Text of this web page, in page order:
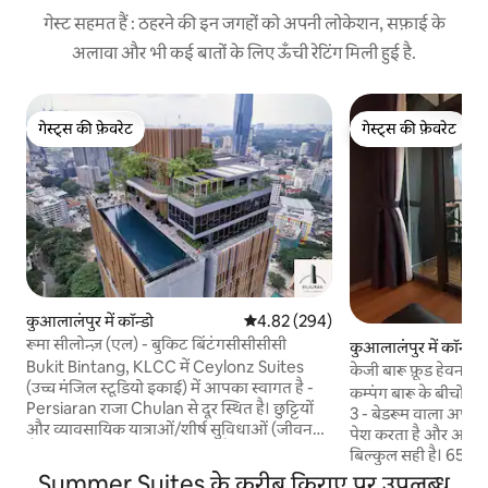
गेस्ट सहमत हैं : ठहरने की इन जगहों को अपनी लोकेशन, सफ़ाई के
अलावा और भी कई बातों के लिए ऊँची रेटिंग मिली हुई है.
गेस्ट्स की फ़ेवरेट
गेस्ट्स की फ़ेवरेट
कुआलालंपुर में कॉन्डो औसत रेटिंग 5 में से 4.82, 294 समीक्षाएँ
4.82 (294)
रूमा सीलोन्ज़ (एल) - बुकिट बिंटंगसीसीसीसी
Bukit Bintang, KLCC में Ceylonz Suites
(उच्च मंजिल स्टूडियो इकाई) में आपका स्वागत है -
Persiaran राजा Chulan से दूर स्थित है। छुट्टियों
और व्यावसायिक यात्राओं/शीर्ष सुविधाओं (जीवन
बिल्कुल सही। चारों ओर घूमना भी सरल है -
गेस्ट्स की फ़ेवरेट
गेस्ट्स की फ़ेवरेट
कुआलालंपुर में कॉन्डो
केजी बारू फ़ूड हेवन में
कम्पंग बारू के बीचों -
3 - बेडरूम वाला
पेश करता है और
बिल्कुल सही है। 65 इंच के स्मार्ट टीवी, सोनोस
सराउंड साउंड और हाई